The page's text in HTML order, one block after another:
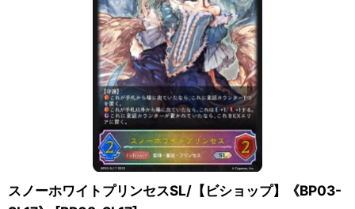
スノーホワイトプリンセスSL/【ビショップ】《BP03-